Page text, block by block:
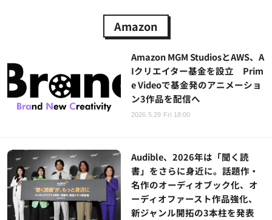
Amazon
Amazon MGM StudiosとAWS、A
Iクリエイター基金を設立 Prim
e Videoで基金発のアニメーショ
ン3作品を配信へ
2026.5.29 Fri 18:00
Audible、2026年は「聞く読
書」をさらに身近に。話題作・
名作のオーディオブック化、オ
ーディオファースト作品強化、
新ジャンル開拓の3本柱を発表